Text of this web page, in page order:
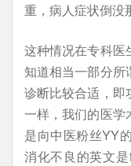
重，病人症状倒没
这种情况在专科医
知道相当一部分所
诊断比较合适，即
一样，我们的医学
是向中医粉丝YY
消化不良的英文